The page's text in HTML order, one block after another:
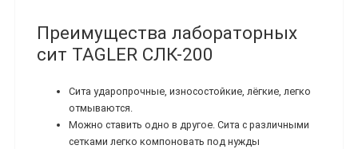
Преимущества лабораторных
сит TAGLER СЛК-200
Сита ударопрочные, износостойкие, лёгкие, легко
отмываются.
Можно ставить одно в другое. Сита с различными
сетками легко компоновать под нужды